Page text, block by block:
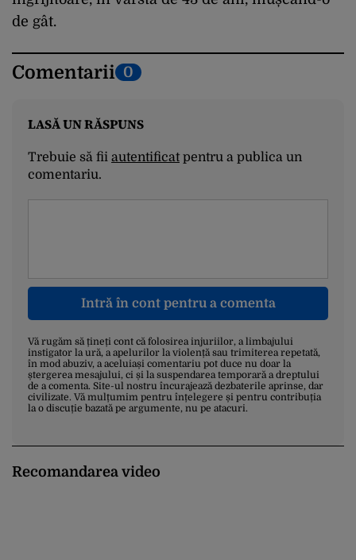
de gât.
Comentarii 0
LASĂ UN RĂSPUNS
Trebuie să fii autentificatpentru a publica un
comentariu.
Intră în cont pentru a comenta
Vă rugăm să țineți cont că folosirea injuriilor, a limbajului
instigator la ură, a apelurilor la violență sau trimiterea repetată,
în mod abuziv, a aceluiași comentariu pot duce nu doar la
ștergerea mesajului, ci și la suspendarea temporară a dreptului
de a comenta. Site-ul nostru încurajează dezbaterile aprinse, dar
civilizate. Vă mulțumim pentru înțelegere și pentru contribuția
la o discuție bazată pe argumente, nu pe atacuri.
Recomandarea video